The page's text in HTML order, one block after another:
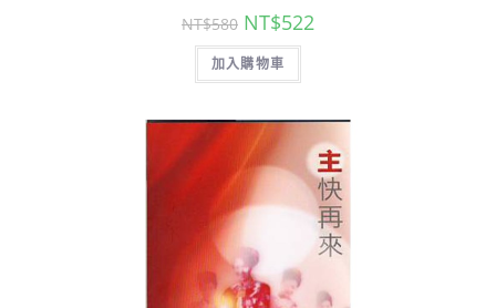
NT$580 NT$522
加入購物車